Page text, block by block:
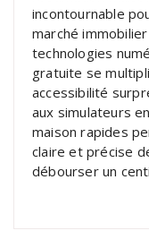
incontournable
marché immobilier
technologies
gratuite se
accessibilité
aux simulateurs
maison rapides
claire et précise
débourser un